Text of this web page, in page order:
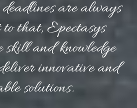
are always
that, Epectasys
skill and knowledge
innovative and
solutions.